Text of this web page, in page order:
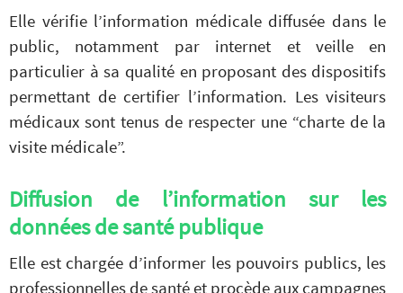
Elle vérifie l’information médicale diffusée dans le
public, notamment par internet et veille en
particulier à sa qualité en proposant des dispositifs
permettant de certifier l’information. Les visiteurs
médicaux sont tenus de respecter une “charte de la
visite médicale”.
Diffusion de l’information sur les
données de santé publique
Elle est chargée d’informer les pouvoirs publics, les
professionnelles de santé et procède aux campagnes